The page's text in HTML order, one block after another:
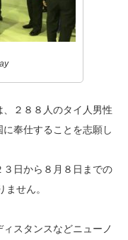
２８８人のタイ人男性
奉仕することを志願し
日から８月８日までの
せん。
スタンスなどニューノ